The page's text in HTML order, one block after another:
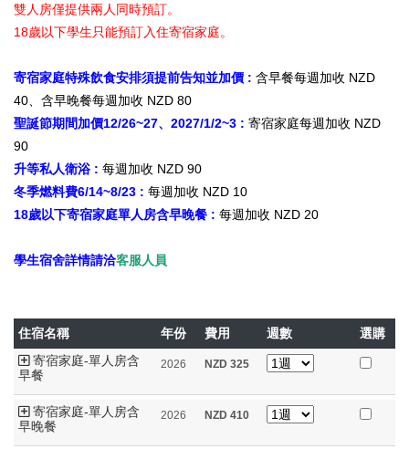
雙人房僅提供兩人同時預訂。
18歲以下學生只能預訂入住寄宿家庭。
寄宿家庭特殊飲食安排須提前告知並加價 : 含早餐每週加收 NZD
40、含早晚餐每週加收 NZD 80
聖誕節期間加價12/26~27、2027/1/2~3 : 寄宿家庭每週加收 NZD
90
升等私人衛浴 : 每週加收 NZD 90
冬季燃料費6/14~8/23 : 每週加收 NZD 10
18歲以下寄宿家庭單人房含早晚餐 : 每週加收 NZD 20
學生宿舍詳情請洽客服人員
住宿名稱 年份 費用 週數
選購
寄宿家庭-單人房含
早餐
2026 NZD 325
寄宿家庭-單人房含
早晚餐
2026 NZD 410